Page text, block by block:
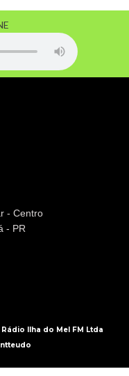
- Centro
- PR
Ilha do Mel FM Ltda